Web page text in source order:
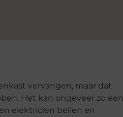
vervangen, maar dat
Het kan ongeveer zo een
elektricien bellen en